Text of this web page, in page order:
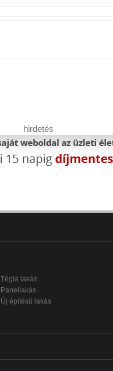
hirdetés
Tégla lakás
Panellakás
Új építésű lakás